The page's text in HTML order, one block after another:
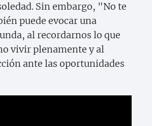
Sin embargo, "No te
puede evocar una
al recordarnos lo que
vivir plenamente y al
ante las oportunidades